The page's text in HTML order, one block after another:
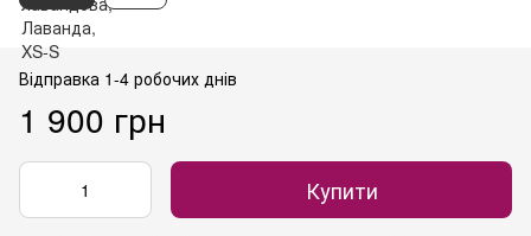
Відправка 1-4 робочих днів
1 900 грн
Купити